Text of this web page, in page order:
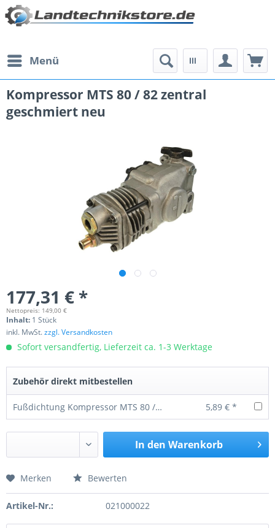
Menü
Kompressor MTS 80 / 82 zentral
geschmiert neu
177,31 € *
Nettopreis: 149,00 €
Inhalt: 1 Stück
inkl. MwSt.zzgl. Versandkosten
Sofort versandfertig, Lieferzeit ca. 1-3 Werktage
Zubehör direkt mitbestellen
Fußdichtung Kompressor MTS 80 / 82 5,89 € *
In den Warenkorb
Preis anfragen
Merken Bewerten
Artikel-Nr.: 021000022